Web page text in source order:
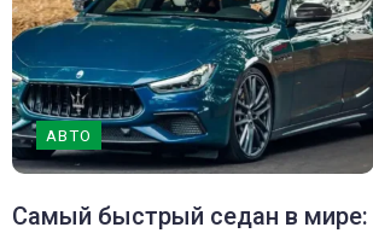
АВТО
Самый быстрый седан в мире: